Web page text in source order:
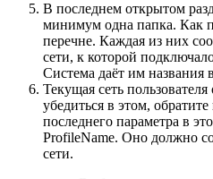
В последнем открытом
минимум одна папка. Как
перечне. Каждая из них
сети, к которой
Система даёт им
Текущая сеть
убедиться в этом,
последнего параметра в
ProfileName. Оно должно
сети.